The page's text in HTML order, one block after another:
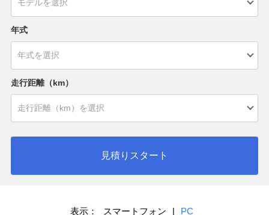
年式
走行距離（km）
見積りスタート
表示： スマートフォン | PC